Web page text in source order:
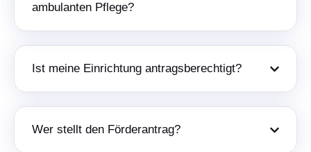
ambulanten Pflege?
Ist meine Einrichtung antragsberechtigt?
Wer stellt den Förderantrag?